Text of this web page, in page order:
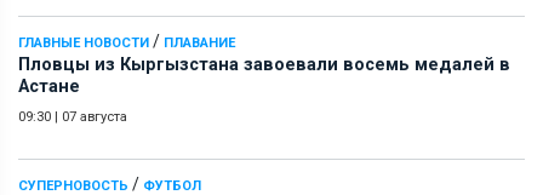
ГЛАВНЫЕ НОВОСТИ / ПЛАВАНИЕ
Пловцы из Кыргызстана завоевали восемь медалей в
Астане
09:30 | 07 августа
СУПЕРНОВОСТЬ / ФУТБОЛ